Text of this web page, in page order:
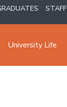
STAFF
University Life